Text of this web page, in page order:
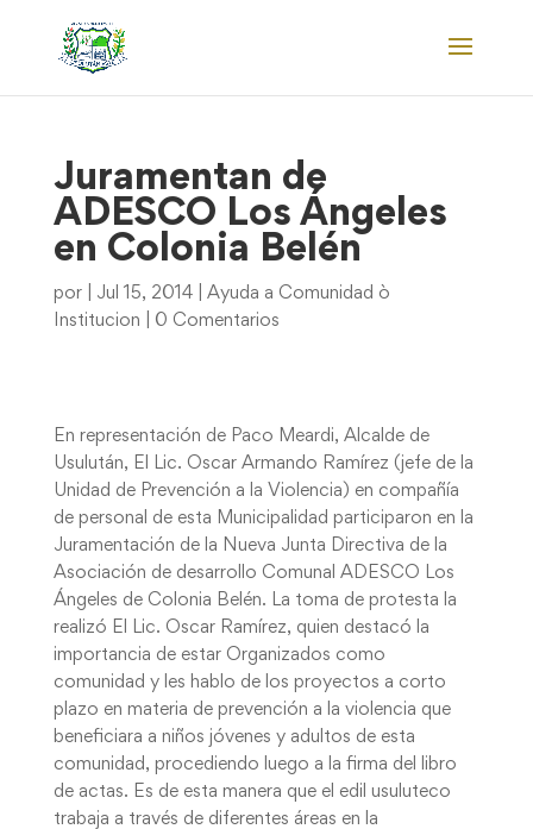
Juramentan de
ADESCO Los Ángeles
en Colonia Belén
por Jul 15, 2014| Ayuda a Comunidad ò
Institucion
0 Comentarios
En representación de Paco Meardi, Alcalde de
Usulután, El Lic. Oscar Armando Ramírez (jefe de la
Unidad de Prevención a la Violencia) en compañía
de personal de esta Municipalidad participaron en la
Juramentación de la Nueva Junta Directiva de la
Asociación de desarrollo Comunal ADESCO Los
Ángeles de Colonia Belén. La toma de protesta la
realizó El Lic. Oscar Ramírez, quien destacó la
importancia de estar Organizados como
comunidad y les hablo de los proyectos a corto
plazo en materia de prevención a la violencia que
beneficiara a niños jóvenes y adultos de esta
comunidad, procediendo luego a la firma del libro
de actas. Es de esta manera que el edil usuluteco
trabaja a través de diferentes áreas en la